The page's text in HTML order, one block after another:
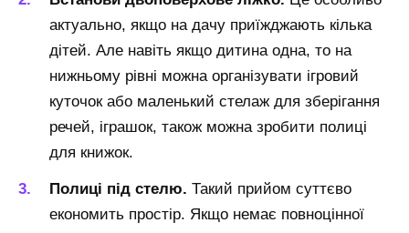
актуально, якщо на дачу приїжджають кілька
дітей. Але навіть якщо дитина одна, то на
нижньому рівні можна організувати ігровий
куточок або маленький стелаж для зберігання
речей, іграшок, також можна зробити полиці
для книжок.
Полиці під стелю. Такий прийом суттєво
економить простір. Якщо немає повноцінної